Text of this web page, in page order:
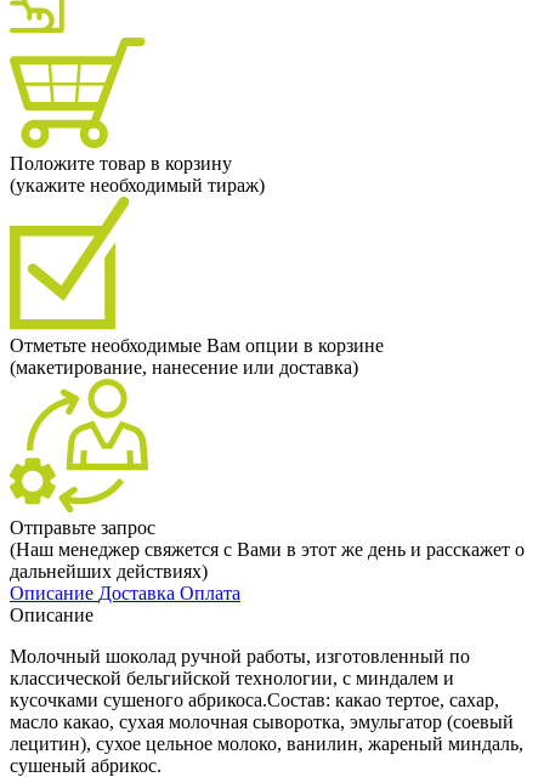
Положите товар в корзину
(укажите необходимый тираж)
Отметьте необходимые Вам опции в корзине
(макетирование, нанесение или доставка)
Отправьте запрос
(Наш менеджер свяжется с Вами в этот же день и расскажет о
дальнейших действиях)
Описание Доставка Оплата
Описание
Молочный шоколад ручной работы, изготовленный по
классической бельгийской технологии, с миндалем и
кусочками сушеного абрикоса.Состав: какао тертое, сахар,
масло какао, сухая молочная сыворотка, эмульгатор (соевый
лецитин), сухое цельное молоко, ванилин, жареный миндаль,
сушеный абрикос.